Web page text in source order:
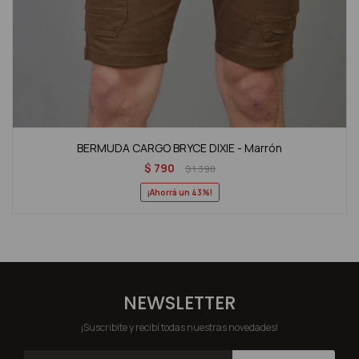
BERMUDA CARGO BRYCE DIXIE - Marrón
$ 790 $1.390
43
NEWSLETTER
¡Suscribite y recibí todas nuestras novedades!